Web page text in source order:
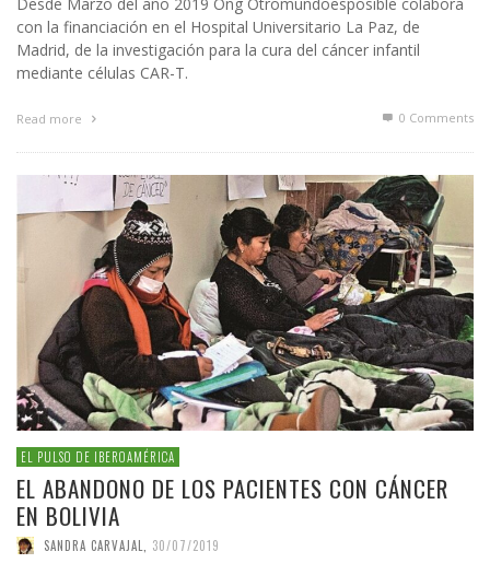
con la financiación en el Hospital Universitario La Paz, de
Madrid, de la investigación para la cura del cáncer infantil
mediante células CAR-T.
Read more 0 Comments
EL PULSO DE IBEROAMÉRICA
EL ABANDONO DE LOS PACIENTES CON CÁNCER
EN BOLIVIA
SANDRA CARVAJAL 30/07/2019